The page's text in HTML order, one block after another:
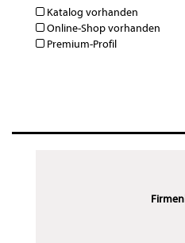
Katalog vorhanden
Online-Shop vorhanden
Premium-Profil